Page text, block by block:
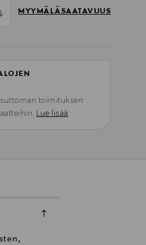
MYYMÄLÄSAATAVUUS
toimituksen
Lue lisää